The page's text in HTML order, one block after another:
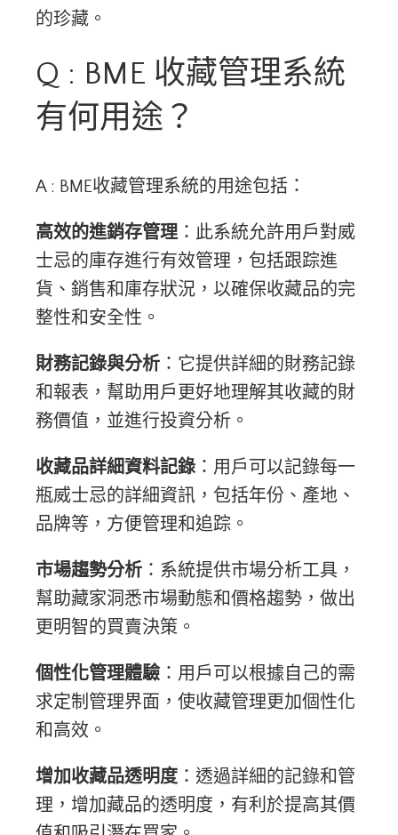
的珍藏。
Q : BME 收藏管理系統
有何用途？
A : BME收藏管理系統的用途包括：
高效的進銷存管理：此系統允許用戶對威
士忌的庫存進行有效管理，包括跟踪進
貨、銷售和庫存狀況，以確保收藏品的完
整性和安全性。
財務記錄與分析 ：它提供詳細的財務記錄
和報表，幫助用戶更好地理解其收藏的財
務價值，並進行投資分析。
收藏品詳細資料記錄 ：用戶可以記錄每一
瓶威士忌的詳細資訊，包括年份、產地、
品牌等，方便管理和追踪。
市場趨勢分析 ：系統提供市場分析工具，
幫助藏家洞悉市場動態和價格趨勢，做出
更明智的買賣決策。
個性化管理體驗：用戶可以根據自己的需
求定制管理界面，使收藏管理更加個性化
和高效。
增加收藏品透明度：透過詳細的記錄和管
理，增加藏品的透明度，有利於提高其價